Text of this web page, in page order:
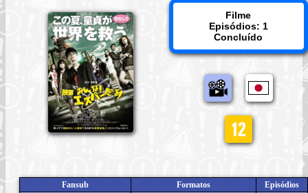
Filme
Episódios: 1
Concluído
Fansub Formatos
Episódios